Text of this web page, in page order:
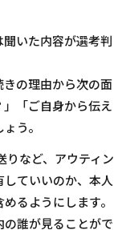
いた内容が選考判
の理由から次の面
「ご自身から伝え
う。
など、アウティン
ていいのか、本人
るようにします。
誰が見ることがで